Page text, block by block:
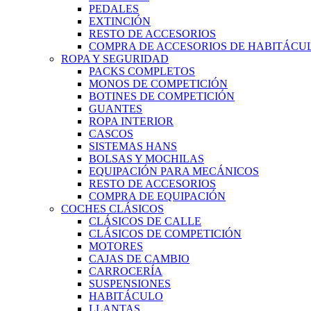
PEDALES
EXTINCIÓN
RESTO DE ACCESORIOS
COMPRA DE ACCESORIOS DE
ROPA Y SEGURIDAD
PACKS COMPLETOS
MONOS DE COMPETICIÓN
BOTINES DE COMPETICIÓN
GUANTES
ROPA INTERIOR
CASCOS
SISTEMAS HANS
BOLSAS Y MOCHILAS
EQUIPACIÓN PARA MECÁNICOS
RESTO DE ACCESORIOS
COMPRA DE EQUIPACIÓN
COCHES CLÁSICOS
CLÁSICOS DE CALLE
CLÁSICOS DE COMPETICIÓN
MOTORES
CAJAS DE CAMBIO
CARROCERÍA
SUSPENSIONES
HABITÁCULO
LLANTAS